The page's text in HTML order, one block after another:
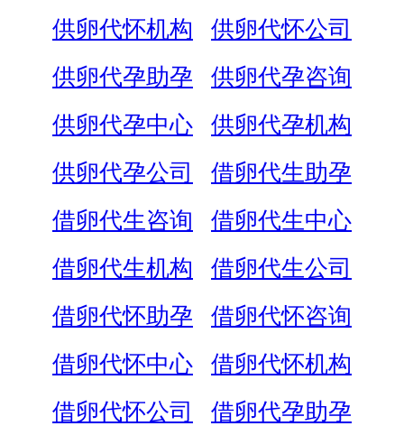
供卵代怀机构
供卵代怀公司
供卵代孕助孕
供卵代孕咨询
供卵代孕中心
供卵代孕机构
供卵代孕公司
借卵代生助孕
借卵代生咨询
借卵代生中心
借卵代生机构
借卵代生公司
借卵代怀助孕
借卵代怀咨询
借卵代怀中心
借卵代怀机构
借卵代怀公司
借卵代孕助孕